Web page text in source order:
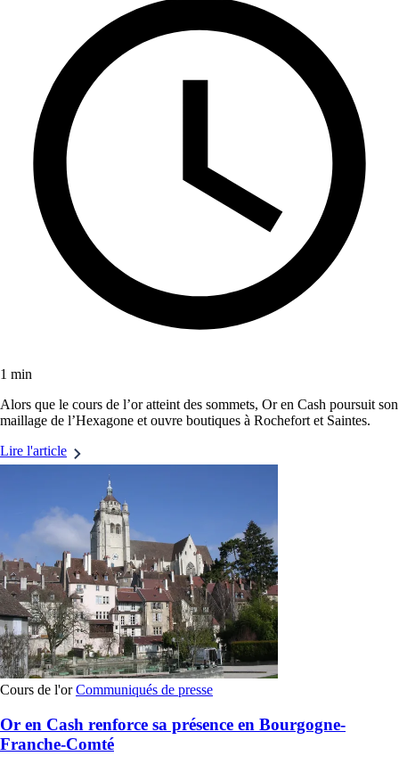
1 min
Alors que le cours de l’or atteint des sommets, Or en Cash poursuit son
maillage de l’Hexagone et ouvre boutiques à Rochefort et Saintes.
Lire l'article
Cours de l'or Communiqués de presse
Or en Cash renforce sa présence en Bourgogne-
Franche-Comté